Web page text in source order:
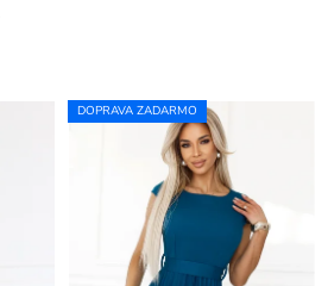
DOPRAVA ZADARMO